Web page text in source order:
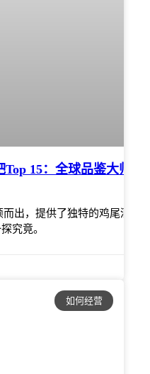
15：全球品鉴大师
出，提供了独特的鸡尾酒
究竟。
如何经营